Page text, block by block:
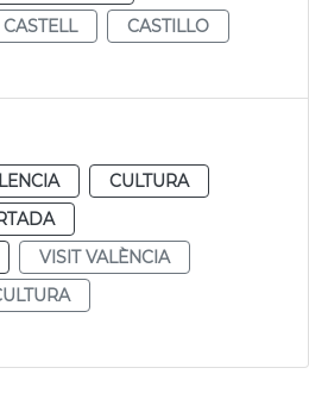
CASTELL
CASTILLO
CULTURA
VISIT VALÈNCIA